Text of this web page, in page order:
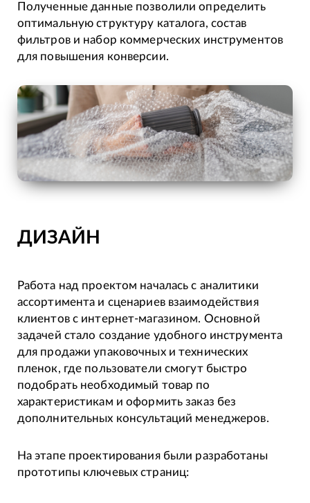
Полученные данные позволили определить
оптимальную структуру каталога, состав
фильтров и набор коммерческих инструментов
для повышения конверсии.
ДИЗАЙН
Работа над проектом началась с аналитики
ассортимента и сценариев взаимодействия
клиентов с интернет-магазином. Основной
задачей стало создание удобного инструмента
для продажи упаковочных и технических
пленок, где пользователи смогут быстро
подобрать необходимый товар по
характеристикам и оформить заказ без
дополнительных консультаций менеджеров.
На этапе проектирования были разработаны
прототипы ключевых страниц: